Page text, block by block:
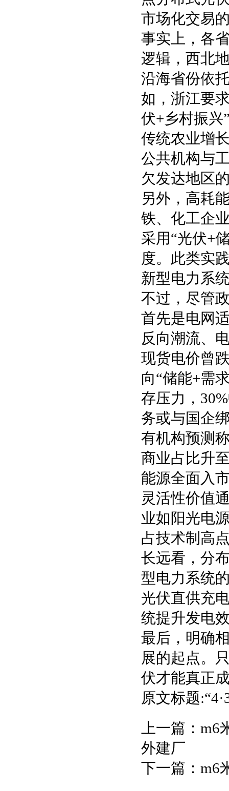
市场化交易
事实上，各
逻辑，西北
沿海省份依
如，浙江要
伏+乡村振兴
传统农业增
公共机构与
欠发达地区
另外，高耗
铁、化工企
采用“光伏+
度。此类实
新型电力系
不过，尽管
首先是电网
反向潮流、
现货电价曾
向“储能+需
存压力，
务或与国企
有机构预测
商业占比升
能源全面入
灵活性价值
业如阳光电
占技术制高
长远看，分
型电力系统
光伏直供充
统提升发电
最后，明确
展的起点。
伏才能真正
原文标题
上一篇： m6
外建厂
下一篇： m6